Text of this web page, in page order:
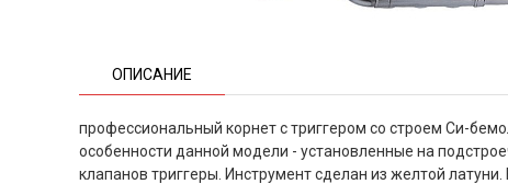
ОПИСАНИЕ
профессиональный корнет с триггером со строем Си-
особенности данной модели - установленные на
клапанов триггеры. Инструмент сделан из желтой